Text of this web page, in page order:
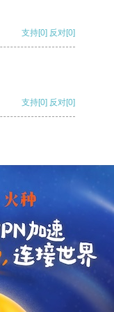
支持[0] 反对[0]
支持[0] 反对[0]
支持 [0] 反对 [0]